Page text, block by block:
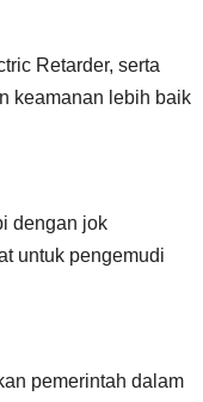
Retarder, serta
keamanan lebih baik
dengan jok
untuk pengemudi
pemerintah dalam